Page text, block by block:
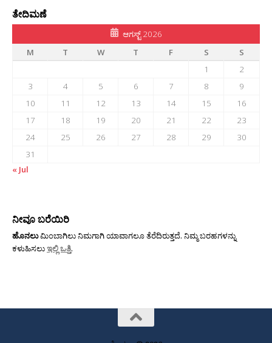
ತೇದಿಮಣೆ
ಆಗಸ್ಟ್ 2026
M
T W T F S
S
1
2
3
4 5 6 7 8
9
10
11 12 13 14 15
16
17
18 19 20 21 22
23
24
25 26 27 28 29
30
31
« Jul
ನೀವೂ ಬರೆಯಿರಿ
ಹೊನಲುಮಿಂಬಾಗಿಲು ನಿಮಗಾಗಿ ಯಾವಾಗಲೂ ತೆರೆದಿರುತ್ತದೆ. ನಿಮ್ಮ ಬರಹಗಳನ್ನು
ಕಳುಹಿಸಲುಇಲ್ಲಿ ಒತ್ತಿ.